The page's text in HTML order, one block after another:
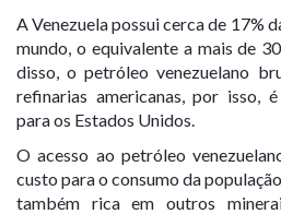
A Venezuela possui cerca de 17%
mundo, o equivalente a mais de
disso, o petróleo venezuelano
refinarias americanas, por isso,
para os Estados Unidos.
O acesso ao petróleo
custo para o consumo da
também rica em outros